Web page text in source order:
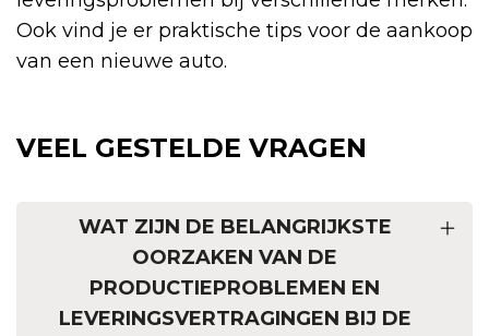
Ook vind je er praktische tips voor de aankoop
van een nieuwe auto.
VEEL GESTELDE VRAGEN
WAT ZIJN DE BELANGRIJKSTE
OORZAKEN VAN DE
PRODUCTIEPROBLEMEN EN
LEVERINGSVERTRAGINGEN BIJ DE